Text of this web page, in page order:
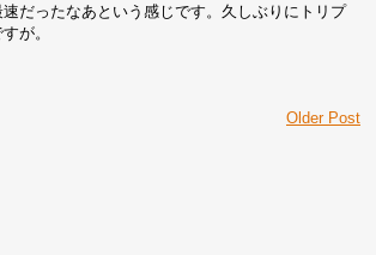
だったなあという感じです。久しぶりにトリプ
が。
Older Post